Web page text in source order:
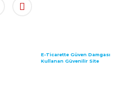
E-Ticarette Güven Damgası
Kullanan Güvenilir Site